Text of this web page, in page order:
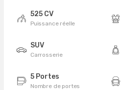
525 CV
Puissance réelle
SUV
Carrosserie
5 Portes
Nombre de portes